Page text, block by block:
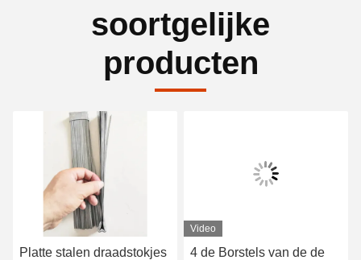
soortgelijke
producten
Platte stalen draadstokjes
Video
4 de Borstels van de de